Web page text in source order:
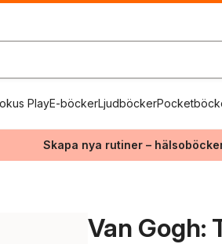
PlayE-böckerLjudböcker
Skapa nya rutiner –
Van Gogh: